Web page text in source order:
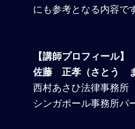
にも参考となる内容で
【講師プロフィール】
佐藤 正孝（さとう ま
西村あさひ法律事務所
シンガポール事務所パ